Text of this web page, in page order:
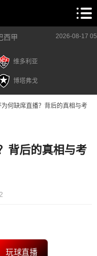
西甲 2026-08-17
维多利亚
博塔弗戈
何缺席直播？背后的真相与考
背后的真相与考
玩球直播